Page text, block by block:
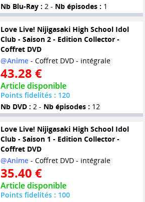
Nb Blu-Ray : 2 - Nb épisodes : 1
Love Live! Nijigasaki High School Idol
Club - Saison 2 - Edition Collector -
Coffret DVD
@Anime- Coffret DVD - intégrale
43.28 €
Article disponible
Points fidelités : 120
Nb DVD : 2 - Nb épisodes : 12
Love Live! Nijigasaki High School Idol
Club - Saison 1 - Edition Collector -
Coffret DVD
@Anime- Coffret DVD - intégrale
35.40 €
Article disponible
Points fidelités : 100